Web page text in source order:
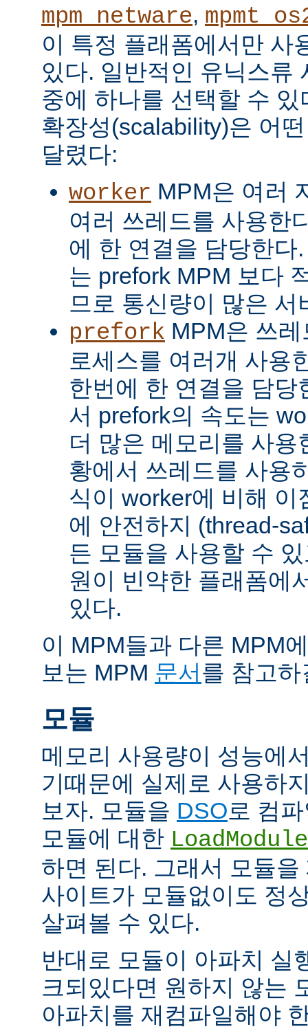
mpm_netware,
이 특정 플래폼에서만 사
있다. 일반적인 유닉스류
중에 하나를 선택할 수
확장성(scalability)은 어
달렸다:
worker MPM은 여러
여러 쓰레드를 사용한
에 한 연결을 담당한다
는 prefork MPM 보다
므로 통신량이 많은 서
prefork MPM은 쓰
로세스를 여러개 사용
한번에 한 연결을 담당
서 prefork의 속도는
더 많은 메모리를 사
황에서 쓰레드를 사용
식이 worker에 비해 이
에 안전하지 (thread-
든 모듈을 사용할 수
원이 빈약한 플래폼에
있다.
이 MPM들과 다른 MPM
보는 MPM 문서를 참고
모듈
메모리 사용량이 성능에
기때문에 실제로 사용하
보자. 모듈을 DSO로 컴
모듈에 대한 LoadModule
하면 된다. 그래서 모듈
사이트가 모듈없이도 정
살펴볼 수 있다.
반대로 모듈이 아파치 실
크되있다면 원하지 않는
아파치를 재컴파일해야